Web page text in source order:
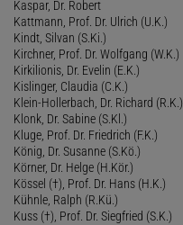
Kaspar, Dr. Robert
Kattmann, Prof. Dr. Ulrich (U.K.)
Kindt, Silvan (S.Ki.)
Kirchner, Prof. Dr. Wolfgang (W.K.)
Kirkilionis, Dr. Evelin (E.K.)
Kislinger, Claudia (C.K.)
Klein-Hollerbach, Dr. Richard (R.K.)
Klonk, Dr. Sabine (S.Kl.)
Kluge, Prof. Dr. Friedrich (F.K.)
König, Dr. Susanne (S.Kö.)
Körner, Dr. Helge (H.Kör.)
Kössel (†), Prof. Dr. Hans (H.K.)
Kühnle, Ralph (R.Kü.)
Kuss (†), Prof. Dr. Siegfried (S.K.)